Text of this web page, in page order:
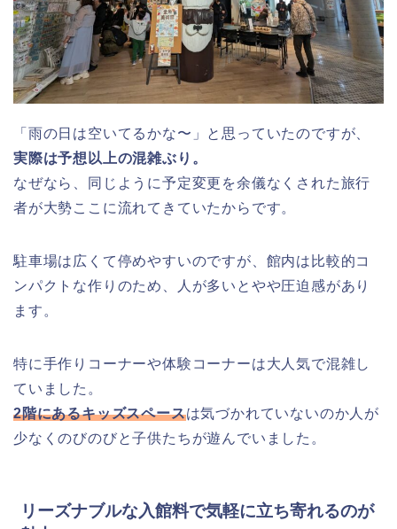
「雨の日は空いてるかな〜」と思っていたのですが、
実際は予想以上の混雑ぶり。
なぜなら、同じように予定変更を余儀なくされた旅行
者が大勢ここに流れてきていたからです。
駐車場は広くて停めやすいのですが、館内は比較的コ
ンパクトな作りのため、人が多いとやや圧迫感があり
ます。
特に手作りコーナーや体験コーナーは大人気で混雑し
ていました。
2階にあるキッズスペースは気づかれていないのか人が
少なくのびのびと子供たちが遊んでいました。
リーズナブルな入館料で気軽に立ち寄れるのが